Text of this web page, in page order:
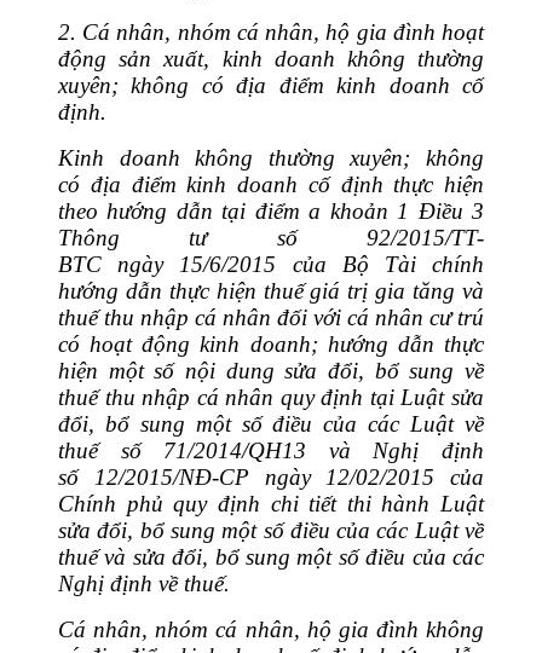
2. Cá nhân, nhóm cá nhân, hộ gia đình hoạt
động sản xuất, kinh doanh không thường
xuyên; không có địa điểm kinh doanh cố
định.
Kinh doanh không thường xuyên; không
có địa điểm kinh doanh cố định thực hiện
theo hướng dẫn tại điểm a khoản 1 Điều 3
Thông tư số 92/2015/TT-
BTC ngày15/6/2015 của Bộ Tài chính
hướng dẫn thực hiện thuế giá trị gia tăng và
thuế thu nhập cá nhân đối với cá nhân cư trú
có hoạt động kinh doanh; hướng dẫn thực
hiện một số nội dung sửa đổi, bổ sung về
thuế thu nhập cá nhân quy định tại Luật sửa
đổi, bổ sung một số điều của các Luật về
thuế số 71/2014/QH13 và Nghị định
số 12/2015/NĐ-CP ngày 12/02/2015 của
Chính phủ quy định chi tiết thi hành Luật
sửa đổi, bổ sung một số điều của các Luật về
thuế và sửa đổi, bổ sung một số điều của các
Nghị định về thuế.
Cá nhân, nhóm cá nhân, hộ gia đình không